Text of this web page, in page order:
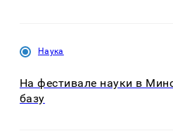
Наука
На фестивале науки в
базу